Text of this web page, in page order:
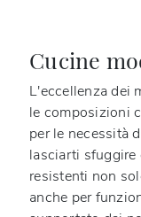
Cucine
L'eccellenza dei
le composizioni
per le necessità
lasciarti sfuggire
resistenti non
anche per